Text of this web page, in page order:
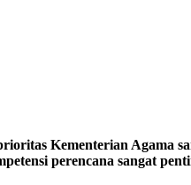
Kementerian Agama
perencana sangat